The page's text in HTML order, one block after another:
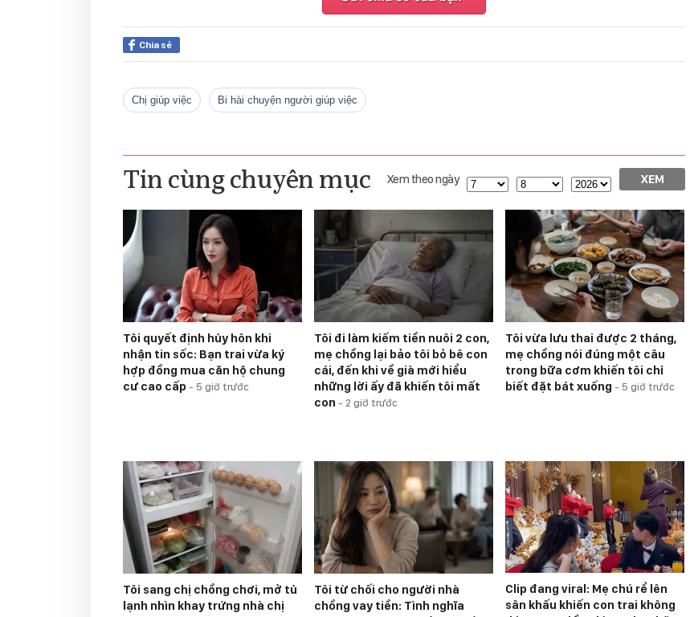
Chia sẻ
chị giúp việc Bi hài chuyện người giúp việc
Tin cùng chuyên mục Xem theo ngày XEM
Tôi quyết định hủy hôn khi
nhận tin sốc: Bạn trai vừa ký
hợp đồng mua căn hộ chung
cư cao cấp - 5 giờ trước
Tôi đi làm kiếm tiền nuôi 2 con,
mẹ chồng lại bảo tôi bỏ bê con
cái, đến khi về già mới hiểu
những lời ấy đã khiến tôi mất
con - 2 giờ trước
Tôi vừa lưu thai được 2 tháng,
mẹ chồng nói đúng một câu
trong bữa cơm khiến tôi chỉ
biết đặt bát xuống - 5 giờ trước
Tôi sang chị chồng chơi, mở tủ
lạnh nhìn khay trứng nhà chị
Tôi từ chối cho người nhà
chồng vay tiền: Tình nghĩa
Clip đang viral: Mẹ chú rể lên
sân khấu khiến con trai không